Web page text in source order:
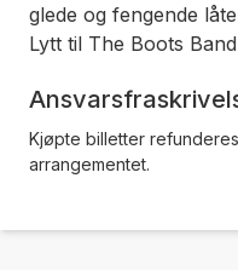
glede og fengende
Lytt til The Boots
Kjøpte billetter
arrangementet.